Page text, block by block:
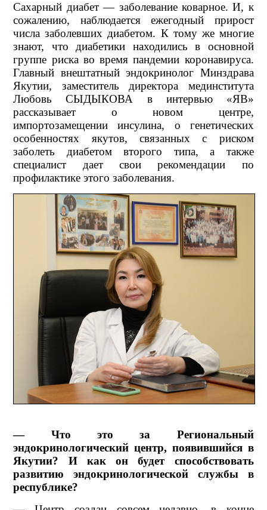
Сахарный диабет — заболевание коварное. И, к
сожалению, наблюдается ежегодный прирост
числа заболевших диабетом. К тому же многие
знают, что диабетики находились в основной
группе риска во время пандемии коронавируса.
Главный внештатный эндокринолог Минздрава
Якутии, заместитель директора мединститута
Любовь СЫДЫКОВА в интервью «ЯВ»
рассказывает о новом центре,
импортозамещении инсулина, о генетических
особенностях якутов, связанных с риском
заболеть диабетом второго типа, а также
специалист дает свои рекомендации по
профилактике этого заболевания.
— Что это за Региональный
эндокринологический центр, появившийся в
Якутии? И как он будет способствовать
развитию эндокринологической службы в
республике?